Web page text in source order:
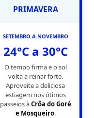
PRIMAVERA
SETEMBRO A NOVEMBRO
24°C a 30°C
O tempo firma e o sol
volta a reinar forte.
Aproveite a deliciosa
estiagem nos ótimos
passeios àCrôa do Goré
e Mosqueiro.